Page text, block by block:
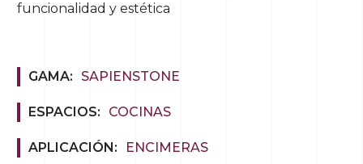
funcionalidad y estética​
GAMA: SAPIENSTONE
ESPACIOS: COCINAS
APLICACIÓN: ENCIMERAS